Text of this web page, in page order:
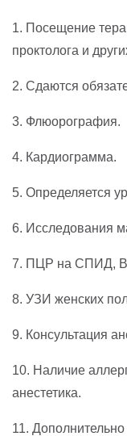
1. Посещение
проктолога и
2. Сдаются
3. Флюорография.
4. Кардиограмма.
5. Определяется
6. Исследования
7. ПЦР на СПИД,
8. УЗИ женских
9. Консультация
10. Наличие
анестетика.
11.